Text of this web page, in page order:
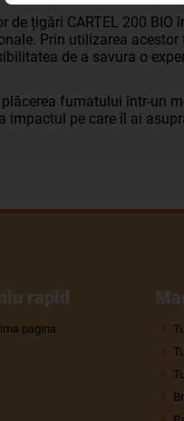
de țigări CARTEL 200
Prin utilizarea
de a savura o
fumatului într-un
impactul pe care îl ai
rapid
pagina